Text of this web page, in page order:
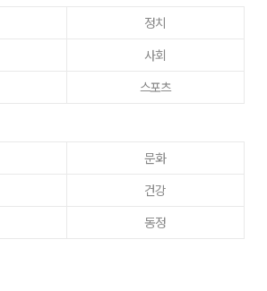
정치
사회
스포츠
문화
건강
동정